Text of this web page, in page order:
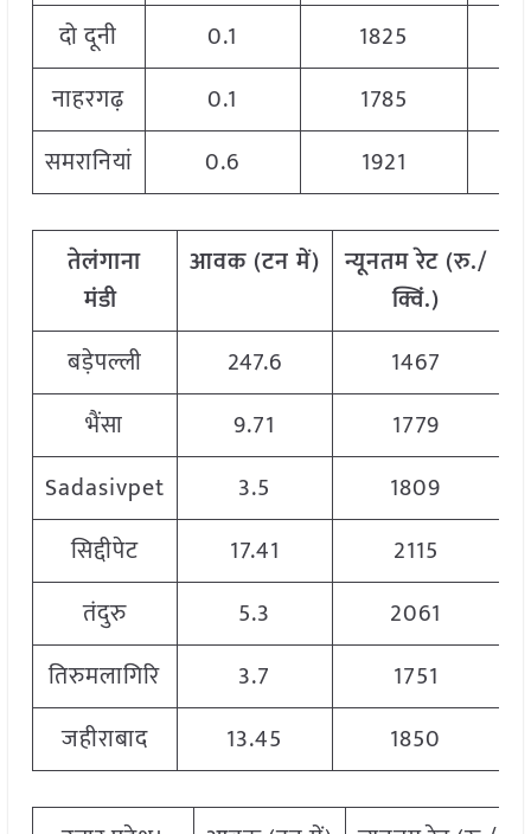
दो दूनी
0.1
1825
नाहरगढ़
0.1
1785
समरानियां
0.6 1921
तेलंगाना
मंडी
आवक(टनमें) न्यूनतमरेट(रु./
क्विं.)
बड़ेपल्ली 247.6
1467
भैंसा
9.71
1779
Sadasivpet
3.5
1809
सिद्दीपेट
17.41
2115
तंदुरु
5.3
2061
तिरुमलागिरि
3.7
1751
जहीराबाद
13.45 1850